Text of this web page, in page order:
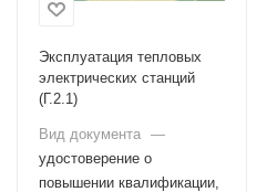
Эксплуатация тепловых
электрических станций
(Г.2.1)
Вид документа —
удостоверение о
повышении квалификации,